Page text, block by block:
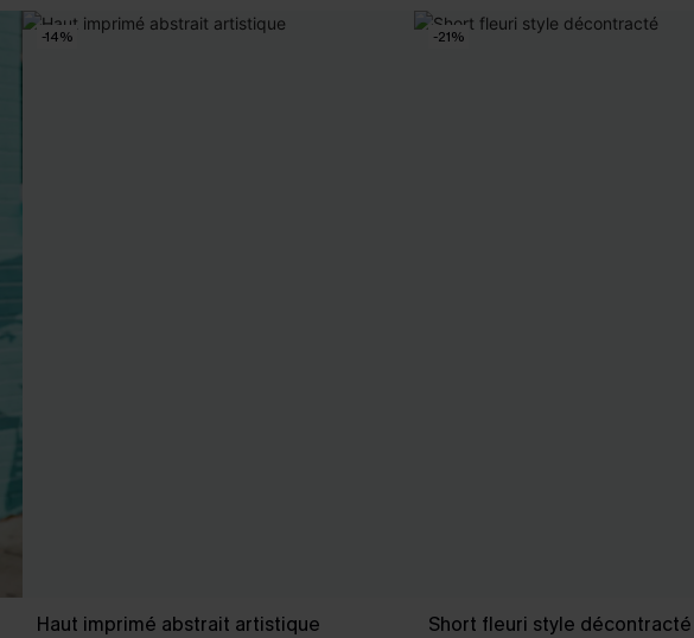
-14%
Haut imprimé abstrait artistique
-21%
Short fleuri style décontracté